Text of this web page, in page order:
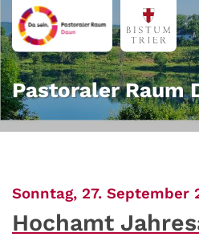
Zum Inhalt springen
Pastoraler Raum
Sonntag, 27. September
Hochamt